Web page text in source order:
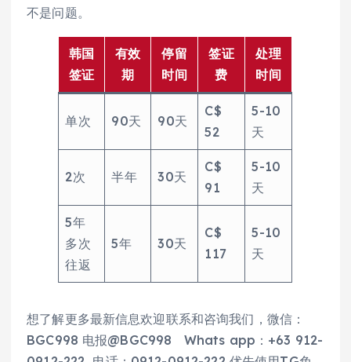
不是问题。
韩国
签证
有效
期
停留
时间
签证
费
处理
时间
单次 90天 90天
C$
52
5-10
天
2次 半年 30天
C$
91
5-10
天
5年
多次
往返
5年 30天
C$
117
5-10
天
想了解更多最新信息欢迎联系和咨询我们，微信：
BGC998 电报@BGC998 Whats app：+63 912-